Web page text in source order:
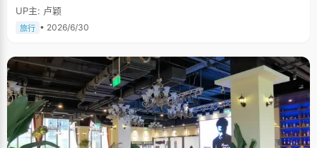
UP主: 卢颖
旅行 • 2026/6/30